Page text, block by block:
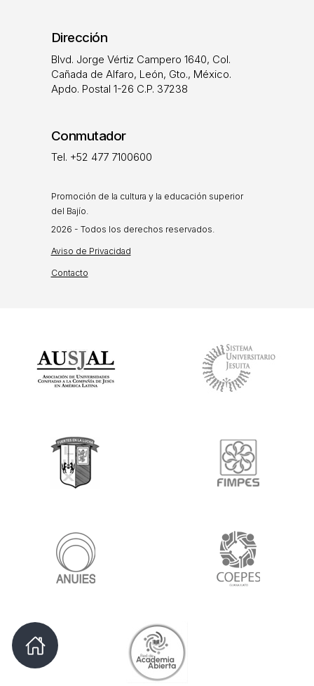
Dirección
Blvd. Jorge Vértiz Campero 1640, Col.
Cañada de Alfaro, León, Gto., México.
Apdo. Postal 1-26 C.P. 37238
Conmutador
Tel. +52 477 7100600
Promoción de la cultura y la educación superior
del Bajío.
2026 - Todos los derechos reservados.
Aviso de Privacidad
Contacto